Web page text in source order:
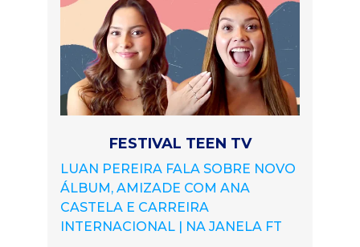
FESTIVAL TEEN TV
LUAN PEREIRA FALA SOBRE NOVO
ÁLBUM, AMIZADE COM ANA
CASTELA E CARREIRA
INTERNACIONAL | NA JANELA FT